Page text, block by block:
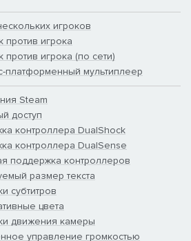
дают основу для разных игровых
игроков
против игрока
против игрока (по сети)
платформенный мультиплеер
Steam
доступ
контроллера DualShock
контроллера DualSense
поддержка контроллеров
размер текста
субтитров
цвета
движения камеры
управление громкостью